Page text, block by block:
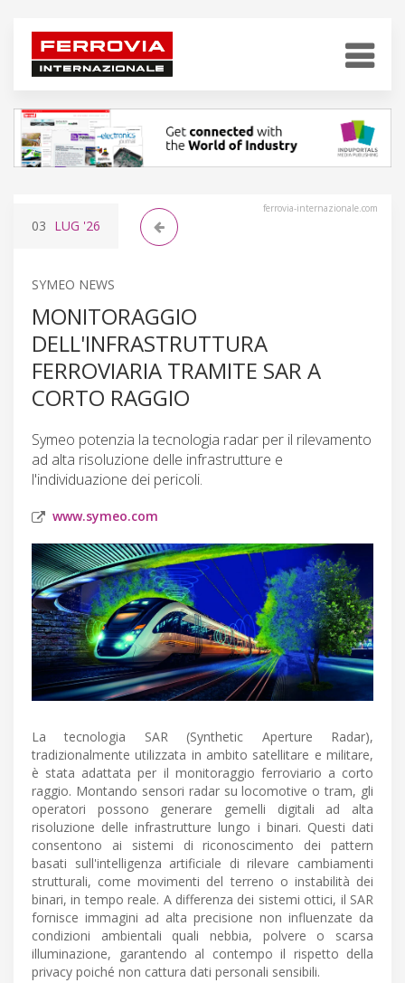
ferrovia-internazionale.com
03 LUG '26
SYMEO NEWS
MONITORAGGIO
DELL'INFRASTRUTTURA
FERROVIARIA TRAMITE SAR A
CORTO RAGGIO
Symeo potenzia la tecnologia radar per il rilevamento
ad alta risoluzione delle infrastrutture e
l'individuazione dei pericoli.
www.symeo.com
La tecnologia SAR (Synthetic Aperture Radar),
tradizionalmente utilizzata in ambito satellitare e militare,
è stata adattata per il monitoraggio ferroviario a corto
raggio. Montando sensori radar su locomotive o tram, gli
operatori possono generare gemelli digitali ad alta
risoluzione delle infrastrutture lungo i binari. Questi dati
consentono ai sistemi di riconoscimento dei pattern
basati sull'intelligenza artificiale di rilevare cambiamenti
strutturali, come movimenti del terreno o instabilità dei
binari, in tempo reale. A differenza dei sistemi ottici, il SAR
fornisce immagini ad alta precisione non influenzate da
condizioni ambientali quali nebbia, polvere o scarsa
illuminazione, garantendo al contempo il rispetto della
privacy poiché non cattura dati personali sensibili.